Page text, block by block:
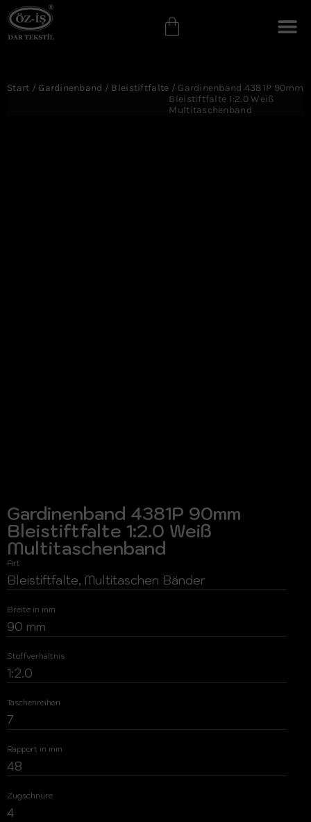
Start / Gardinenband / Bleistiftfalte / Gardinenband 4381P 90mm
Bleistiftfalte 1:2.0 Weiß
Multitaschenband
Gardinenband 4381P 90mm
Bleistiftfalte 1:2.0 Weiß
Multitaschenband
Art
Bleistiftfalte, Multitaschen Bänder
Breite in mm
90 mm
Stoffverhältnis
1:2.0
Taschenreihen
7
Rapport in mm
48
Zugschnüre
4